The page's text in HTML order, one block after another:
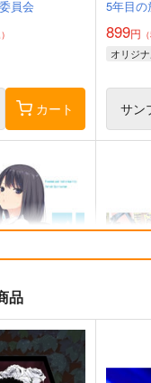
員会
カート
5年目の
899円
オリジ
サン
品